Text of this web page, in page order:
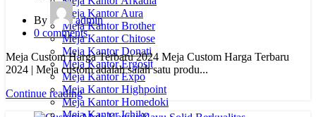
Meja Kantor Aura
Meja Kantor Brother
Meja Kantor Chitose
Meja Kantor Donati
Meja Kantor Ergosit
Meja Kantor Expo
Meja Kantor Highpoint
Meja Kantor Homedoki
Meja Kantor Ichiko
By
admin
0 comments
Meja Custom Harga Terbaru 2024 Meja Custom Harga Terbaru
2024 | Meja custom adalah salah satu produ...
Continue reading